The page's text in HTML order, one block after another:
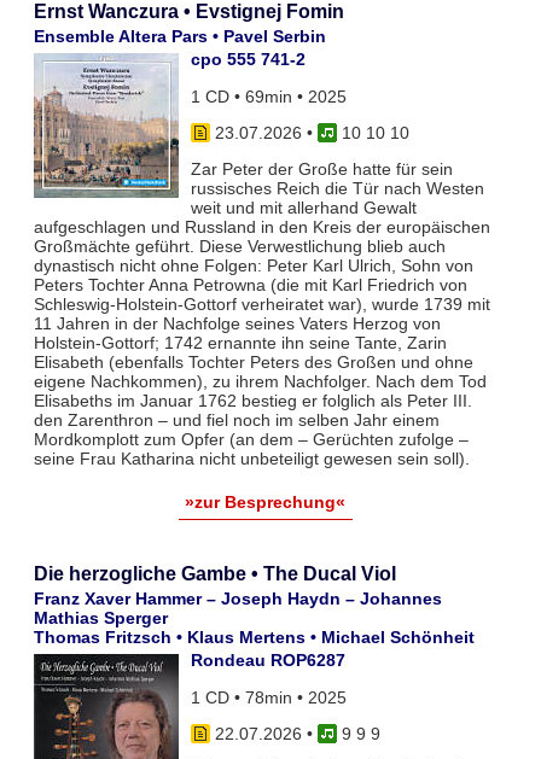
Ernst Wanczura • Evstignej Fomin
Ensemble Altera Pars • Pavel Serbin
cpo 555 741-2
1 CD • 69min • 2025
23.07.2026 •
10 10 10
Zar Peter der Große hatte für sein
russisches Reich die Tür nach Westen
weit und mit allerhand Gewalt
aufgeschlagen und Russland in den Kreis der europäischen
Großmächte geführt. Diese Verwestlichung blieb auch
dynastisch nicht ohne Folgen: Peter Karl Ulrich, Sohn von
Peters Tochter Anna Petrowna (die mit Karl Friedrich von
Schleswig-Holstein-Gottorf verheiratet war), wurde 1739 mit
11 Jahren in der Nachfolge seines Vaters Herzog von
Holstein-Gottorf; 1742 ernannte ihn seine Tante, Zarin
Elisabeth (ebenfalls Tochter Peters des Großen und ohne
eigene Nachkommen), zu ihrem Nachfolger. Nach dem Tod
Elisabeths im Januar 1762 bestieg er folglich als Peter III.
den Zarenthron – und fiel noch im selben Jahr einem
Mordkomplott zum Opfer (an dem – Gerüchten zufolge –
seine Frau Katharina nicht unbeteiligt gewesen sein soll).
»zur Besprechung«
Die herzogliche Gambe • The Ducal Viol
Franz Xaver Hammer – Joseph Haydn – Johannes
Mathias Sperger
Thomas Fritzsch • Klaus Mertens • Michael Schönheit
Rondeau ROP6287
1 CD • 78min • 2025
22.07.2026 •
9 9 9